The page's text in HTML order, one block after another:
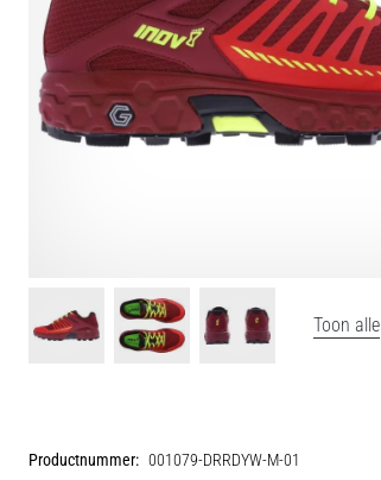
Toon alle
Productnummer: 001079-DRRDYW-M-01